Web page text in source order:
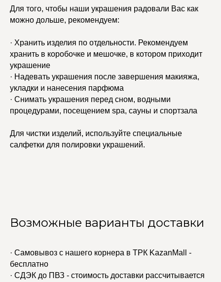
Для того, чтобы наши украшения радовали Вас как
можно дольше, рекомендуем:
· Хранить изделия по отдельности. Рекомендуем
хранить в коробочке и мешочке, в котором приходит
украшение
· Надевать украшения после завершения макияжа,
укладки и нанесения парфюма
· Снимать украшения перед сном, водными
процедурами, посещением spa, сауны и спортзала
Для чистки изделий, используйте специальные
салфетки для полировки украшений.
Возможные варианты доставки
· Самовывоз с нашего корнера в ТРК KazanMall -
бесплатно
· СДЭК до ПВЗ - стоимость доставки рассчитывается